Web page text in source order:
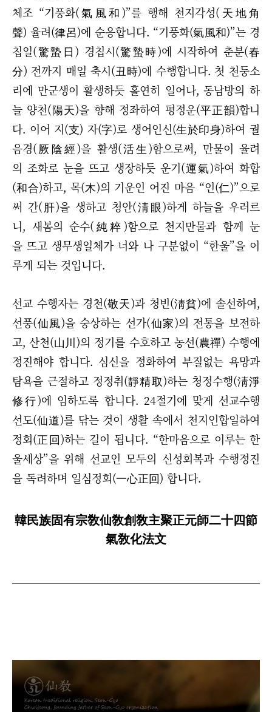
체조 “기풍화(氣風和)”를 행해 천지각성(天地角
聲) 율려(律呂)에 순응합니다. “기풍화(氣風和)”는 경
칩일(驚蟄日) 경칩시(驚蟄時)에 시작하여 춘분(春
分) 전까지 매일 축시(丑時)에 수행합니다. 첫 천둥소
리에 만군생이 활생하듯 홀연히 일어나, 동남방의 하
늘 양천(陽天)을 향해 정좌하여 평정운(平正韻)합니
다. 이어 지(支) 자(字)로 생어인신(生於印身)하여 궐
음경(厥陰經)을 활생(活生)함으로써, 만물이 율려
의 조화로 눈을 뜨고 생장하듯 운기(運氣)하여 화합
(和合)하고, 목(木)의 기운인 어진 마음 “인(仁)”으로
써 간(肝)을 생하고 청안(淸眼)하게 하늘을 우러르
니, 새봄의 순수(純粹)함으로 천지만물과 함께 눈
을 뜨고 생무생일체가 너와 나 구분없이 “한울”을 이
루게 되는 것입니다.
선교 수행자는 경천(敬天)과 청빈(淸貧)에 솔선하여,
선풍(仙風)을 숭상하는 선가(仙家)의 전통을 보전하
고, 산천(山川)의 정기를 수호하고 농선(農禪) 수행에
정진해야 합니다. 심신을 정화하여 부질없는 욕망과
탐욕을 근절하고 정정취(靜精取)하는 청정수행(淸淨
修行)에 임하도록 합니다. 24절기에 맞게 선교수행
선도(仙道)를 닦는 것이 생활 속에서 천지인합일하여
정회(正回)하는 길이 됩니다. “한마음으로 이루는 한
울세상”을 위해 선교인 모두의 신성회복과 수행정진
을 독려하며 일심정회(一心正回) 합니다.
韓民族固有宗敎仙敎創敎主聚正元師二十四節
氣敎化法文